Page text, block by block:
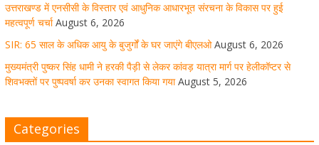
धर्मनगरी हरिद्वार में कांवड़ यात्रा के दौरान मंगलवार को आस्था, सेवा
और संस्कृति का अद्भुत संगम देखने को मिला
उत्तराखण्ड में एनसीसी के विस्तार एवं आधुनिक आधारभूत संरचना के विकास पर हुई
महत्वपूर्ण चर्चा August 6, 2026
SIR: 65 साल के अधिक आयु के बुजुर्गों के घर जाएंगे बीएलओ August 6, 2026
मुख्यमंत्री पुष्कर सिंह धामी ने हरकी पैड़ी से लेकर कांवड़ यात्रा मार्ग पर हेलीकॉप्टर से
शिवभक्तों पर पुष्पवर्षा कर उनका स्वागत किया गया August 5, 2026
Categories